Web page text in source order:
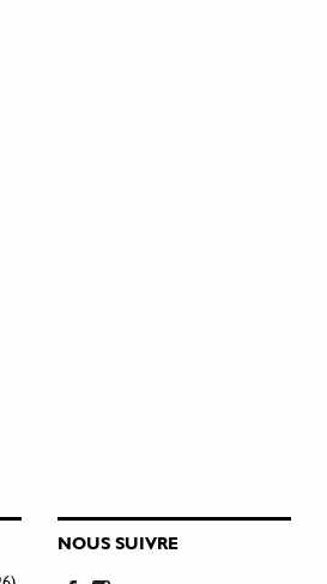
NOUS SUIVRE